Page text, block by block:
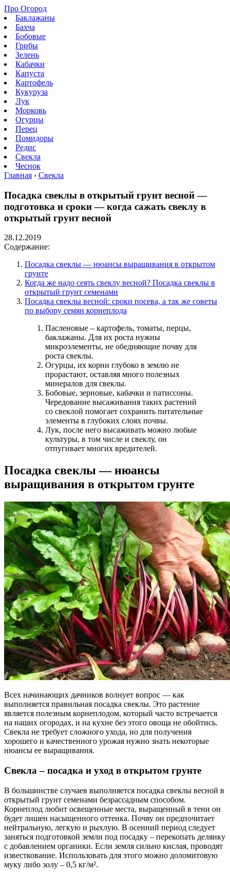
Про Огород
Баклажаны
Бахча
Бобовые
Грибы
Зелень
Кабачки
Капуста
Картофель
Кукуруза
Лук
Морковь
Огурцы
Перец
Помидоры
Редис
Свекла
Чеснок
Главная › Свекла
Посадка свеклы в открытый грунт весной —
подготовка и сроки — когда сажать свеклу в
открытый грунт весной
28.12.2019
Содержание:
Посадка свеклы — нюансы выращивания в открытом
грунте
Когда же надо сеять свеклу весной? Посадка свеклы в
открытый грунт семенами
Посадка свеклы весной: сроки посева, а так же советы
по выбору семян корнеплода
Пасленовые – картофель, томаты, перцы,
баклажаны. Для их роста нужны
микроэлементы, не обедняющие почву для
роста свеклы.
Огурцы, их корни глубоко в землю не
прорастают, оставляя много полезных
минералов для свеклы.
Бобовые, зерновые, кабачки и патиссоны.
Чередование высаживания таких растений
со свеклой помогает сохранить питательные
элементы в глубоких слоях почвы.
Лук, после него высаживать можно любые
культуры, в том числе и свеклу, он
отпугивает многих вредителей.
Посадка свеклы — нюансы
выращивания в открытом грунте
Всех начинающих дачников волнует вопрос — как
выполняется правильная посадка свеклы. Это растение
является полезным корнеплодом, который часто встречается
на наших огородах, и на кухне без этого овоща не обойтись.
Свекла не требует сложного ухода, но для получения
хорошего и качественного урожая нужно знать некоторые
нюансы ее выращивания.
Свекла – посадка и уход в открытом грунте
В большинстве случаев выполняется посадка свеклы весной в
открытый грунт семенами безрассадным способом.
Корнеплод любит освещенные места, выращенный в тени он
будет лишен насыщенного оттенка. Почву он предпочитает
нейтральную, легкую и рыхлую. В осенний период следует
заняться подготовкой земли под посадку – перекопать делянку
с добавлением органики. Если земля сильно кислая, проводят
известкование. Использовать для этого можно доломитовую
муку либо золу – 0,5 кг/м².